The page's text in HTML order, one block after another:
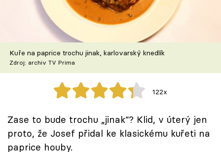
Škola vaření
Recepty z TV
Speciál: Cuketa
Těhotnej kuchař
Přihlášení
Kuře na paprice trochu jinak, karlovarský knedlík
Zdroj: archiv TV Prima
122x
Zase to bude trochu „jinak“? Klid, v úterý jen
proto, že Josef přidal ke klasickému kuřeti na
paprice houby.